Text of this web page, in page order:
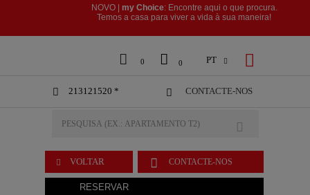
PT  
CONTACTE-NOS
 0  0
 213121520 * 
NOVO | my Choice: Encontre aqui o que procura.
​​​​​​​Temos a casa para viver a vida à sua maneira!
 VOLTAR  CONTACTE-NOS
RESERVAR